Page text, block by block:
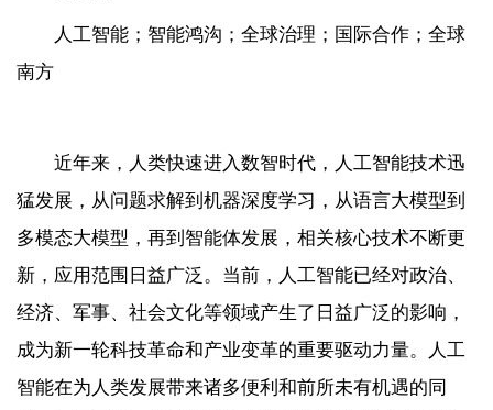
人工智能；智能鸿沟；全球治理；国际合作；全球
南方
近年来，人类快速进入数智时代，人工智能技术迅
猛发展，从问题求解到机器深度学习，从语言大模型到
多模态大模型，再到智能体发展，相关核心技术不断更
新，应用范围日益广泛。当前，人工智能已经对政治、
经济、军事、社会文化等领域产生了日益广泛的影响，
成为新一轮科技革命和产业变革的重要驱动力量。人工
智能在为人类发展带来诸多便利和前所未有机遇的同